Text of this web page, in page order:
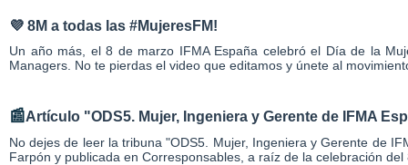
💜 8M a todas las #MujeresFM!
Un año más, el 8 de marzo IFMA España celebró el Día de la
Managers. No te pierdas el video que editamos y únete al
📰Artículo "ODS5. Mujer, Ingeniera y Gerente de IFMA
No dejes de leer la tribuna "ODS5. Mujer, Ingeniera y Gerente de
Farpón y publicada en Corresponsables, a raíz de la celebración